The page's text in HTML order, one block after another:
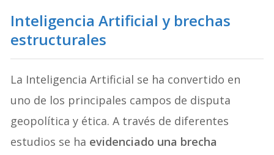
Inteligencia Artificial y brechas
estructurales
La Inteligencia Artificial se ha convertido en
uno de los principales campos de disputa
geopolítica y ética. A través de diferentes
estudios se ha evidenciado una brecha